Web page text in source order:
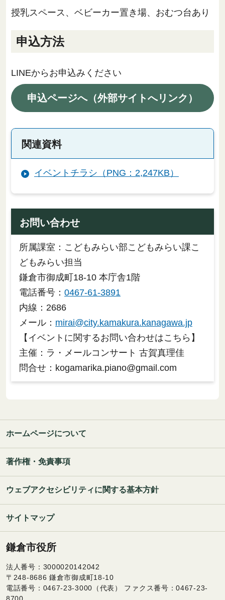
授乳スペース、ベビーカー置き場、おむつ台あり
申込方法
LINEからお申込みください
申込ページへ（外部サイトへリンク）
関連資料
イベントチラシ（PNG：2,247KB）
お問い合わせ
所属課室：こどもみらい部こどもみらい課こ
どもみらい担当
鎌倉市御成町18-10 本庁舎1階
電話番号： 0467-61-3891
内線：2686
メール： mirai@city.kamakura.kanagawa.jp
【イベントに関するお問い合わせはこちら】
主催：ラ・メールコンサート 古賀真理佳
問合せ：kogamarika.piano@gmail.com
ホームページについて
著作権・免責事項
ウェブアクセシビリティに関する基本方針
サイトマップ
鎌倉市役所
法人番号：3000020142042
〒248-8686 鎌倉市御成町18-10
電話番号：0467-23-3000（代表） ファクス番号：0467-23-
8700